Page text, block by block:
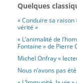
Quelques
« Conduire sa
vérité »
« L’animalité de
Fontaine » de Pierre
Michel Onfray «
Nous n’avons pas